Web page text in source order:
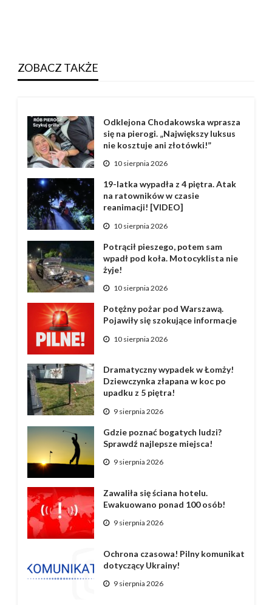
ZOBACZ TAKŻE
Odklejona Chodakowska wprasza
się na pierogi. „Największy luksus
nie kosztuje ani złotówki!”
10 sierpnia 2026
19-latka wypadła z 4 piętra. Atak
na ratowników w czasie
reanimacji! [VIDEO]
10 sierpnia 2026
Potrącił pieszego, potem sam
wpadł pod koła. Motocyklista nie
żyje!
10 sierpnia 2026
Potężny pożar pod Warszawą.
Pojawiły się szokujące informacje
10 sierpnia 2026
Dramatyczny wypadek w Łomży!
Dziewczynka złapana w koc po
upadku z 5 piętra!
9 sierpnia 2026
Gdzie poznać bogatych ludzi?
Sprawdź najlepsze miejsca!
9 sierpnia 2026
Zawaliła się ściana hotelu.
Ewakuowano ponad 100 osób!
9 sierpnia 2026
Ochrona czasowa! Pilny komunikat
dotyczący Ukrainy!
9 sierpnia 2026